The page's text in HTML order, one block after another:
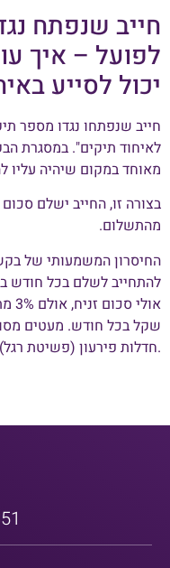
חייב שנפתח
לפועל – איך
יכול לסייע
חייב שנפתחו נגדו מספר
לאיחוד תיקים". במסגרת
מאוחד במקום שיהיה עליו
בצורה זו, החייב ישלם
מהתשלום.
החיסרון המשמעותי של
שקל בכל חודש. מעטים
חדלות פירעון (פשיטת רגל) לפעמים בלתי נמנעת.